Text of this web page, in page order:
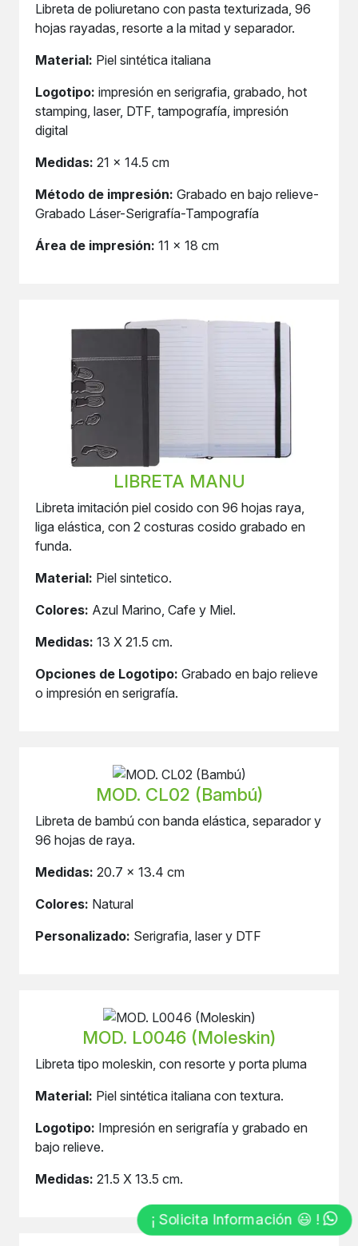
¡ Solicita Información 😃 !
Libreta de poliuretano con pasta texturizada, 96
hojas rayadas, resorte a la mitad y separador.
Material: Piel sintética italiana
Logotipo: impresión en serigrafia, grabado, hot
stamping, laser, DTF, tampografía, impresión
digital
Medidas: 21 x 14.5 cm
Método de impresión: Grabado en bajo relieve-
Grabado Láser-Serigrafía-Tampografía
Área de impresión: 11 x 18 cm
LIBRETA MANU
Libreta imitación piel cosido con 96 hojas raya,
liga elástica, con 2 costuras cosido grabado en
funda.
Material: Piel sintetico.
Colores: Azul Marino, Cafe y Miel.
Medidas: 13 X 21.5 cm.
Opciones de Logotipo: Grabado en bajo relieve
o impresión en serigrafía.
MOD. CL02 (Bambú)
Libreta de bambú con banda elástica, separador y
96 hojas de raya.
Medidas: 20.7 x 13.4 cm
Colores: Natural
Personalizado: Serigrafia, laser y DTF
MOD. L0046 (Moleskin)
Libreta tipo moleskin, con resorte y porta pluma
Material: Piel sintética italiana con textura.
Logotipo: Impresión en serigrafía y grabado en
bajo relieve.
Medidas: 21.5 X 13.5 cm.